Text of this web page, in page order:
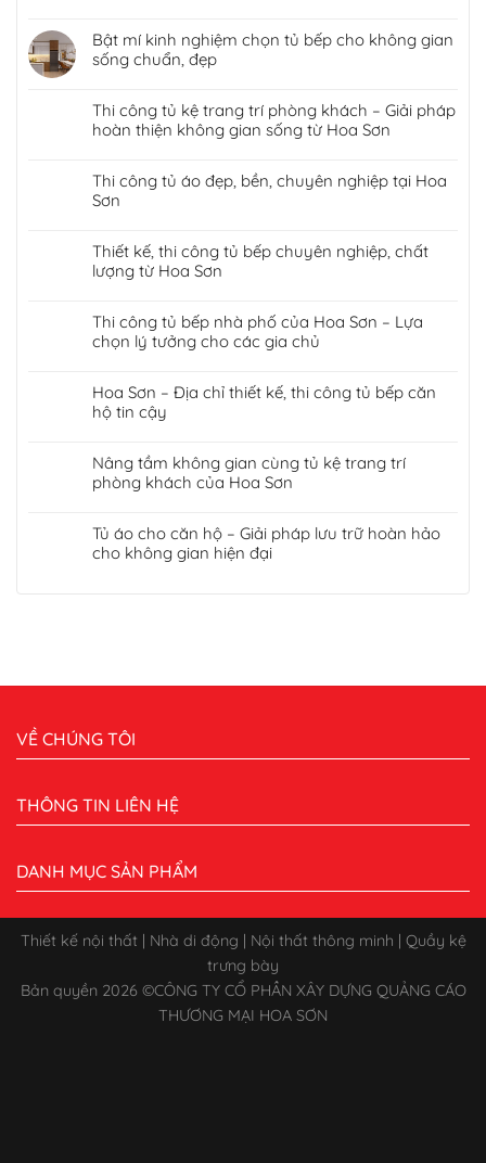
Bật mí kinh nghiệm chọn tủ bếp cho không gian
sống chuẩn, đẹp
Thi công tủ kệ trang trí phòng khách – Giải pháp
hoàn thiện không gian sống từ Hoa Sơn
Thi công tủ áo đẹp, bền, chuyên nghiệp tại Hoa
Sơn
Thiết kế, thi công tủ bếp chuyên nghiệp, chất
lượng từ Hoa Sơn
Thi công tủ bếp nhà phố của Hoa Sơn – Lựa
chọn lý tưởng cho các gia chủ
Hoa Sơn – Địa chỉ thiết kế, thi công tủ bếp căn
hộ tin cậy
Nâng tầm không gian cùng tủ kệ trang trí
phòng khách của Hoa Sơn
Tủ áo cho căn hộ – Giải pháp lưu trữ hoàn hảo
cho không gian hiện đại
VỀ CHÚNG TÔI
THÔNG TIN LIÊN HỆ
DANH MỤC SẢN PHẨM
Thiết kế nội thất | Nhà di động | Nội thất thông minh | Quầy kệ
trưng bày
Bản quyền 2026 ©CÔNG TY CỔ PHẦN XÂY DỰNG QUẢNG CÁO
THƯƠNG MẠI HOA SƠN